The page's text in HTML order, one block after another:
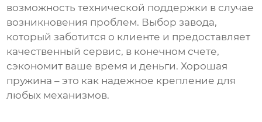
возможность технической поддержки в случае
возникновения проблем. Выбор завода,
который заботится о клиенте и предоставляет
качественный сервис, в конечном счете,
сэкономит ваше время и деньги. Хорошая
пружина – это как надежное крепление для
любых механизмов.